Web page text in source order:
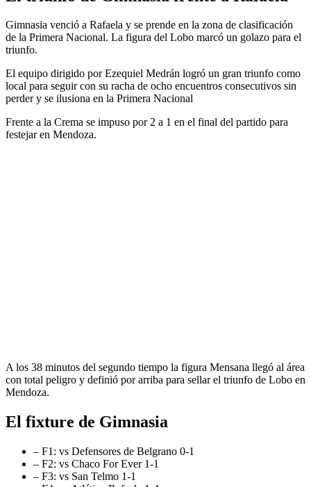
Gimnasia venció a Rafaela y se prende en la zona de clasificación
de la Primera Nacional. La figura del Lobo marcó un golazo para el
triunfo.
El equipo dirigido por Ezequiel Medrán logró un gran triunfo como
local para seguir con su racha de ocho encuentros consecutivos sin
perder y se ilusiona en la Primera Nacional
Frente a la Crema se impuso por 2 a 1 en el final del partido para
festejar en Mendoza.
A los 38 minutos del segundo tiempo la figura Mensana llegó al área
con total peligro y definió por arriba para sellar el triunfo de Lobo en
Mendoza.
El fixture de Gimnasia
– F1: vs Defensores de Belgrano 0-1
– F2: vs Chaco For Ever 1-1
– F3: vs San Telmo 1-1